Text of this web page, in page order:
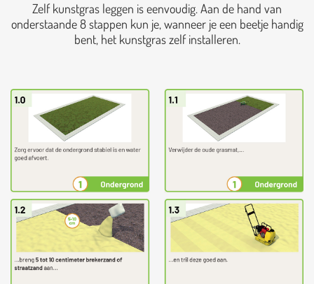
Zelf kunstgras leggen is eenvoudig. Aan de hand van
onderstaande 8 stappen kun je, wanneer je een beetje handig
bent, het kunstgras zelf installeren.